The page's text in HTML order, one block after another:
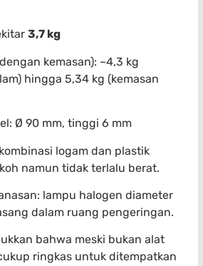
3,7 kg
kemasan): ~4,3 kg
hingga 5,34 kg (kemasan
Ø 90 mm, tinggi 6 mm
logam dan plastik
namun tidak terlalu berat.
lampu halogen diameter
dalam ruang pengeringan.
bahwa meski bukan alat
ringkas untuk ditempatkan